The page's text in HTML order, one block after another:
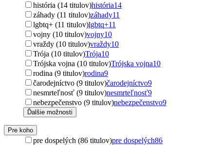
história (14 titulov)história14
záhady (11 titulov)záhady11
lgbtq+ (11 titulov)lgbtq+11
vojny (10 titulov)vojny10
vraždy (10 titulov)vraždy10
Trója (10 titulov)Trója10
Trójska vojna (10 titulov)Trójska vojna10
rodina (9 titulov)rodina9
čarodejníctvo (9 titulov)čarodejníctvo9
nesmrteľnosť (9 titulov)nesmrteľnosť9
nebezpečenstvo (9 titulov)nebezpečenstvo9
Ďalšie možnosti
Pre koho
pre dospelých (86 titulov)pre dospelých86